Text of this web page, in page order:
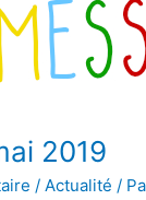
2019
/Actualité /